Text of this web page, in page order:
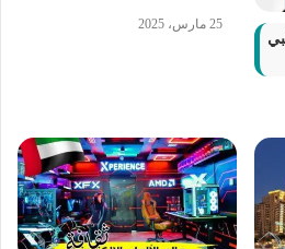
25 مارس، 2025